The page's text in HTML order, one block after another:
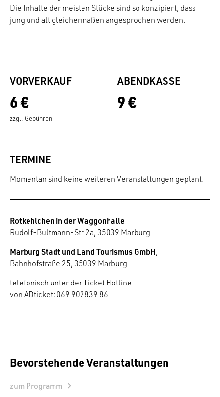
Die Inhalte der meisten Stücke sind so konzipiert, dass
jung und alt gleichermaßen angesprochen werden.
VORVERKAUF
6 €
zzgl. Gebühren
ABENDKASSE
9 €
TERMINE
Momentan sind keine weiteren Veranstaltungen geplant.
Rotkehlchen in der Waggonhalle
Rudolf-Bultmann-Str 2a, 35039 Marburg
Marburg Stadt und Land Tourismus GmbH,
Bahnhofstraße 25, 35039 Marburg
telefonisch unter der Ticket Hotline
von ADticket: 069 902839 86
Bevorstehende Veranstaltungen
zum Programm